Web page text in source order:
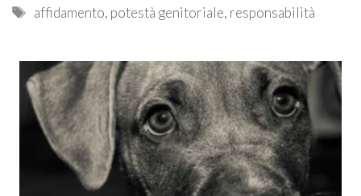
Tags
affidamento, potestà genitoriale, responsabilità